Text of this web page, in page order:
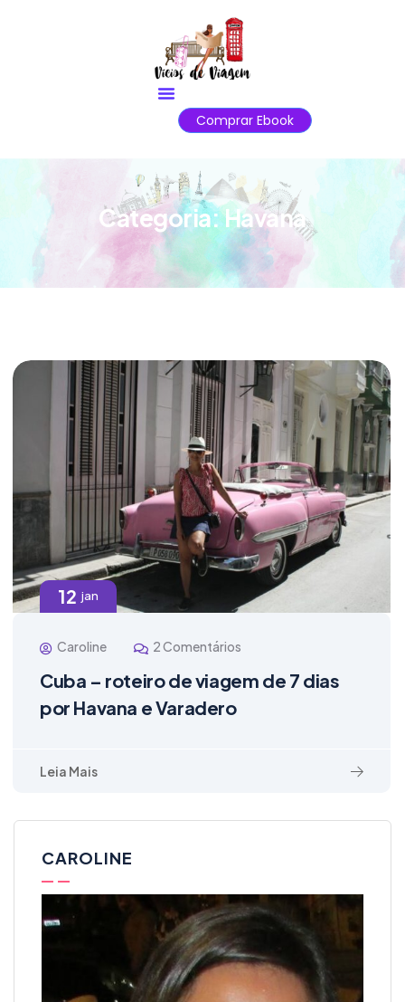
Comprar Ebook
Categoria:Havana
12 jan
Caroline 2 Comentários
Cuba – roteiro de viagem de 7 dias
por Havana e Varadero
Leia Mais
CAROLINE